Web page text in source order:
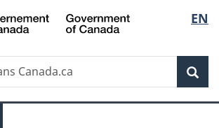
Passer
au
principal
Passer
à
Au
du
Passer
à
version
simplifiée
de
la
EN